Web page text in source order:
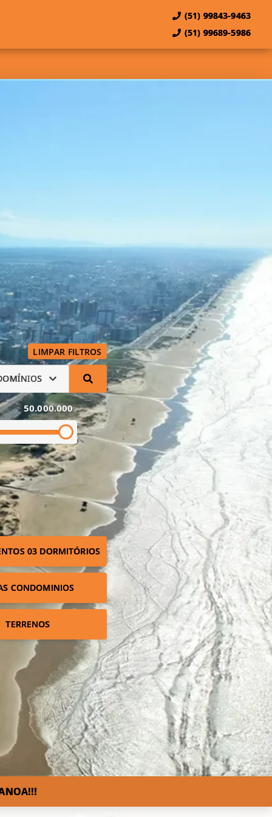
(51) 99843-9463
(51) 99689-5986
LIMPAR FILTROS
50.000.000
03 DORMITÓRIOS
CONDOMINIOS
TERRENOS